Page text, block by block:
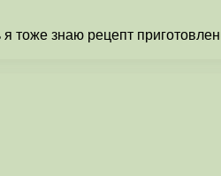
тоже знаю рецепт